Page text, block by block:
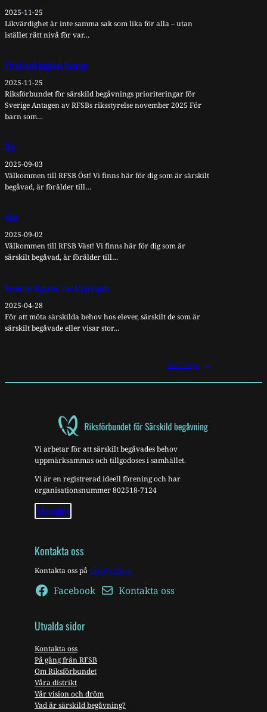
2025-11-25
Likvärdighet är inte samma sak som lika för alla – utan
istället rätt nivå för var…
Ett särskilt begåvat Sverige
2025-11-25
Riksförbundet för särskild begåvnings prioriteringar för
Sverige Antagen av RFSBs riksstyrelse november 2025 För
barn som…
Öst
2025-09-03
Välkommen till RFSB Öst! Vi finns här för dig som är särskilt
begåvad, är förälder till…
Väst
2025-09-02
Välkommen till RFSB Väst! Vi finns här för dig som är
särskilt begåvad, är förälder till…
Konkreta åtgärder i en åtgärdsplan
2025-04-28
För att möta särskilda behov hos elever, särskilt de som är
särskilt begåvade eller visar stor…
Next Page →
Vi arbetar för att särskilt begåvades behov
uppmärksammas och tillgodoses i samhället.
Vi är en registrerad ideell förening och har
organisationsnummer 802518-7124
Bli medlem
Kontakta oss
Kontakta oss påinfo@rfsb.se
Facebook Kontakta oss
Utvalda sidor
Kontakta oss
På gång från RFSB
Om Riksförbundet
Våra distrikt
Vår vision och dröm
Vad är särskild begåvning?